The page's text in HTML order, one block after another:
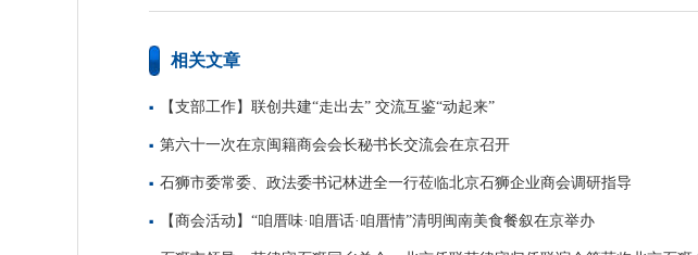
相关文章
【支部工作】联创共建“走出去” 交流互鉴“动起来”
第六十一次在京闽籍商会会长秘书长交流会在京召开
石狮市委常委、政法委书记林进全一行莅临北京石狮企业商会调研指导
【商会活动】“咱厝味·咱厝话·咱厝情”清明闽南美食餐叙在京举办